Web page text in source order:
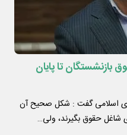
بازنشستگان تا پایان
سخنگوی کمیسیون تلفیق مجلس شورای اسلامی گفت : شکل صحیح آن
شاغل حقوق بگیرند، ولی…